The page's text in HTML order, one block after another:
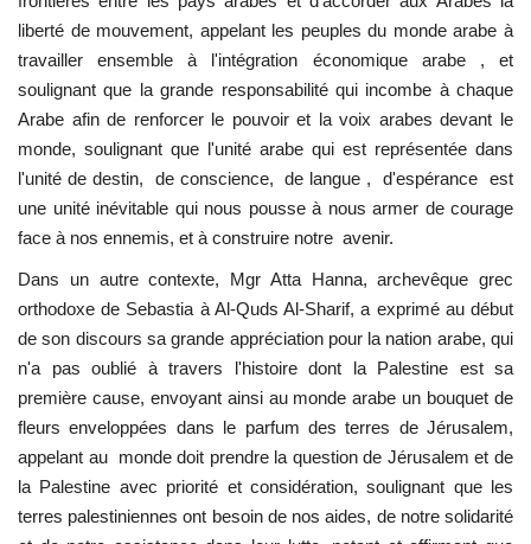
liberté de mouvement, appelant les peuples du monde arabe à
travailler ensemble à l'intégration économique arabe , et
soulignant que la grande responsabilité qui incombe à chaque
Arabe afin de renforcer le pouvoir et la voix arabes devant le
monde, soulignant que l'unité arabe qui est représentée dans
l'unité de destin, de conscience, de langue , d'espérance est
une unité inévitable qui nous pousse à nous armer de courage
face à nos ennemis, et à construire notre avenir.
Dans un autre contexte, Mgr Atta Hanna, archevêque grec
orthodoxe de Sebastia à Al-Quds Al-Sharif, a exprimé au début
de son discours sa grande appréciation pour la nation arabe, qui
n'a pas oublié à travers l'histoire dont la Palestine est sa
première cause, envoyant ainsi au monde arabe un bouquet de
fleurs enveloppées dans le parfum des terres de Jérusalem,
appelant au monde doit prendre la question de Jérusalem et de
la Palestine avec priorité et considération, soulignant que les
terres palestiniennes ont besoin de nos aides, de notre solidarité